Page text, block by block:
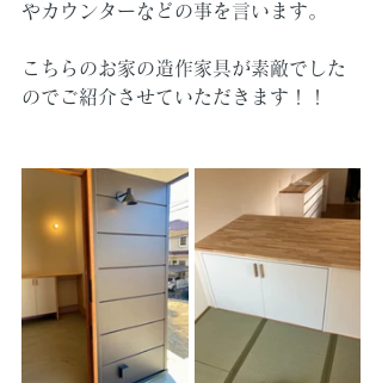
やカウンターなどの事を言います。
こちらのお家の造作家具が素敵でした
のでご紹介させていただきます！！